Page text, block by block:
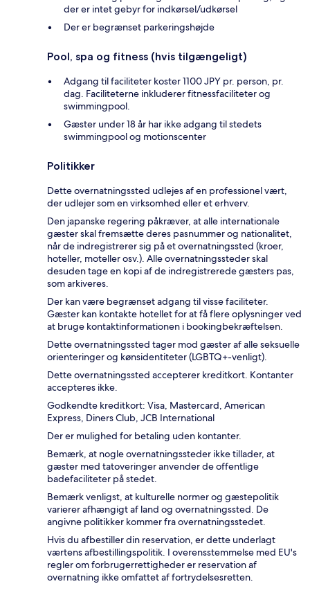
der er intet gebyr for indkørsel/udkørsel
Der er begrænset parkeringshøjde
Pool, spa og fitness (hvis tilgængeligt)
Adgang til faciliteter koster 1100 JPY pr. person, pr.
dag. Faciliteterne inkluderer fitnessfaciliteter og
swimmingpool.
Gæster under 18 år har ikke adgang til stedets
swimmingpool og motionscenter
Politikker
Dette overnatningssted udlejes af en professionel vært,
der udlejer som en virksomhed eller et erhverv.
Den japanske regering påkræver, at alle internationale
gæster skal fremsætte deres pasnummer og nationalitet,
når de indregistrerer sig på et overnatningssted (kroer,
hoteller, moteller osv.). Alle overnatningssteder skal
desuden tage en kopi af de indregistrerede gæsters pas,
som arkiveres.
Der kan være begrænset adgang til visse faciliteter.
Gæster kan kontakte hotellet for at få flere oplysninger ved
at bruge kontaktinformationen i bookingbekræftelsen.
Dette overnatningssted tager mod gæster af alle seksuelle
orienteringer og kønsidentiteter (LGBTQ+-venligt).
Dette overnatningssted accepterer kreditkort. Kontanter
accepteres ikke.
Godkendte kreditkort: Visa, Mastercard, American
Express, Diners Club, JCB International
Der er mulighed for betaling uden kontanter.
Bemærk, at nogle overnatningssteder ikke tillader, at
gæster med tatoveringer anvender de offentlige
badefaciliteter på stedet.
Bemærk venligst, at kulturelle normer og gæstepolitik
varierer afhængigt af land og overnatningssted. De
angivne politikker kommer fra overnatningsstedet.
Hvis du afbestiller din reservation, er dette underlagt
værtens afbestillingspolitik. I overensstemmelse med EU's
regler om forbrugerrettigheder er reservation af
overnatning ikke omfattet af fortrydelsesretten.